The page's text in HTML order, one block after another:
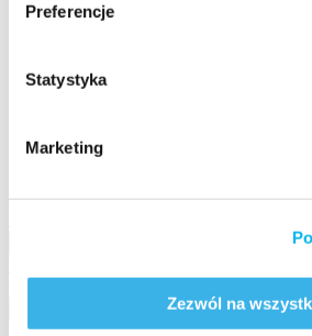
Preferencje
Statystyka
Marketing
Zezwól na
Konto klienta 3PG
(Category)
Kampanie omnichannelContent